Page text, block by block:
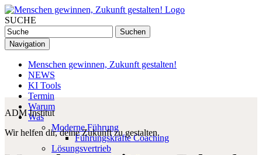
SUCHE
Navigation
Menschen gewinnen, Zukunft gestalten!
NEWS
KI Tools
Termin
Warum
Was
Moderne Führung
Führungskräfte Coaching
Lösungsvertrieb
ADM Institut
Wir helfen dir, deine Zukunft zu gestalten.